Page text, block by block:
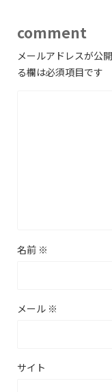
comment
メールアドレスが公
る欄は必須項目です
名前 ※
メール ※
サイト